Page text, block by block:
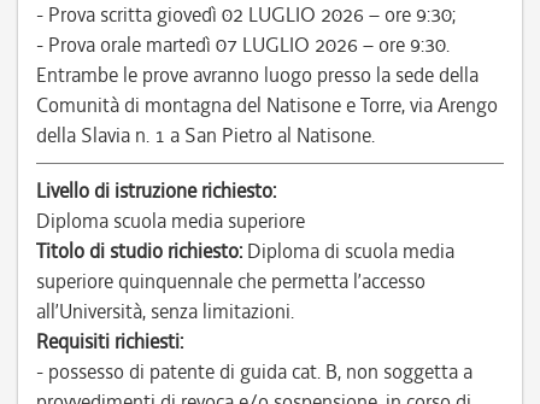
- Prova scritta giovedì 02 LUGLIO 2026 – ore 9:30;
- Prova orale martedì 07 LUGLIO 2026 – ore 9:30.
Entrambe le prove avranno luogo presso la sede della
Comunità di montagna del Natisone e Torre, via Arengo
della Slavia n. 1 a San Pietro al Natisone.
Livello di istruzione richiesto:
Diploma scuola media superiore
Titolo di studio richiesto: Diploma di scuola media
superiore quinquennale che permetta l’accesso
all’Università, senza limitazioni.
Requisiti richiesti:
- possesso di patente di guida cat. B, non soggetta a